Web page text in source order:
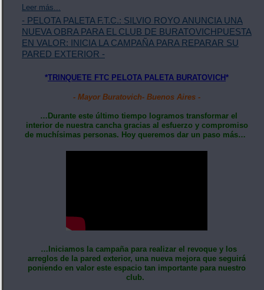
Leer más...
- PELOTA PALETA F.T.C.: SILVIO ROYO ANUNCIA UNA
NUEVA OBRA PARA EL CLUB DE BURATOVICHPUESTA
EN VALOR: INICIA LA CAMPAÑA PARA REPARAR SU
PARED EXTERIOR -
*TRINQUETE FTC PELOTA PALETA BURATOVICH*
- Mayor Buratovich- Buenos Aires -
…Durante este último tiempo logramos transformar el
interior de nuestra cancha gracias al esfuerzo y compromiso
de muchísimas personas. Hoy queremos dar un paso más…
…Iniciamos la campaña para realizar el revoque y los
arreglos de la pared exterior, una nueva mejora que seguirá
poniendo en valor este espacio tan importante para nuestro
club.